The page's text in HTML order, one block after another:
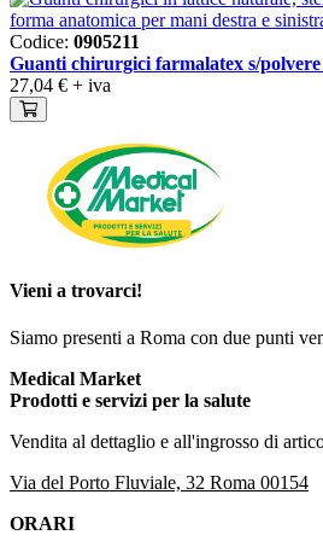
Codice: 0905211
Guanti chirurgici farmalatex s/polvere
27,04 € + iva
Vieni a trovarci!
Siamo presenti a Roma con due punti
Medical Market
Prodotti e servizi per la salute
Vendita al dettaglio e all'ingrosso di
Via del Porto Fluviale, 32 Roma 00154
ORARI